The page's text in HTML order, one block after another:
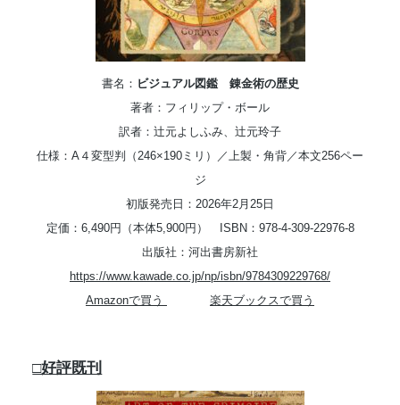
書名： ビジュアル図鑑 錬金術の歴史
著者：フィリップ・ボール
訳者：辻元よしふみ、辻元玲子
仕様：A４変型判（246×190ミリ）／上製・角背／本文256ペー
ジ
初版発売日：2026年2月25日
定価：6,490円（本体5,900円） ISBN：978-4-309-22976-8
出版社：河出書房新社
https://www.kawade.co.jp/np/isbn/9784309229768/
Amazonで買う
楽天ブックスで買う
□好評既刊